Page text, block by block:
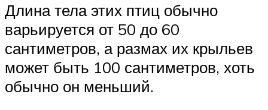
Длина тела этих птиц обычно
варьируется от 50 до 60
сантиметров, а размах их крыльев
может быть 100 сантиметров, хоть
обычно он меньший.